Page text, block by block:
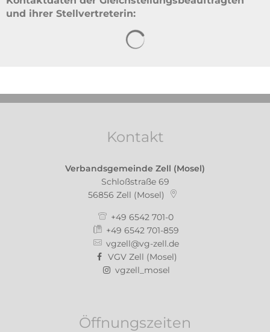
und ihrer Stellvertreterin:
Kontakt
Verbandsgemeinde Zell (Mosel)
Schloßstraße 69
56856 Zell (Mosel)
+49 6542 701-0
+49 6542 701-859
vgzell@vg-zell.de
VGV Zell (Mosel)
vgzell_mosel
Öffnungszeiten